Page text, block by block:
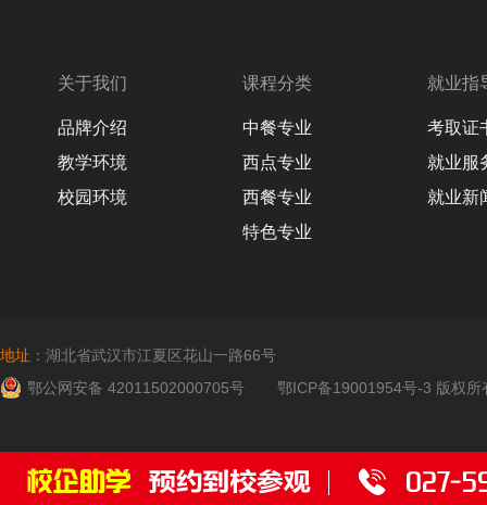
关于我们
品牌介绍
教学环境
校园环境
课程分类
中餐专业
西点专业
西餐专业
特色专业
就业指
考取证
就业服
就业新
地址 ：湖北省武汉市江夏区花山一路66号
鄂公网安备 42011502000705号
鄂ICP备19001954号-3 版权